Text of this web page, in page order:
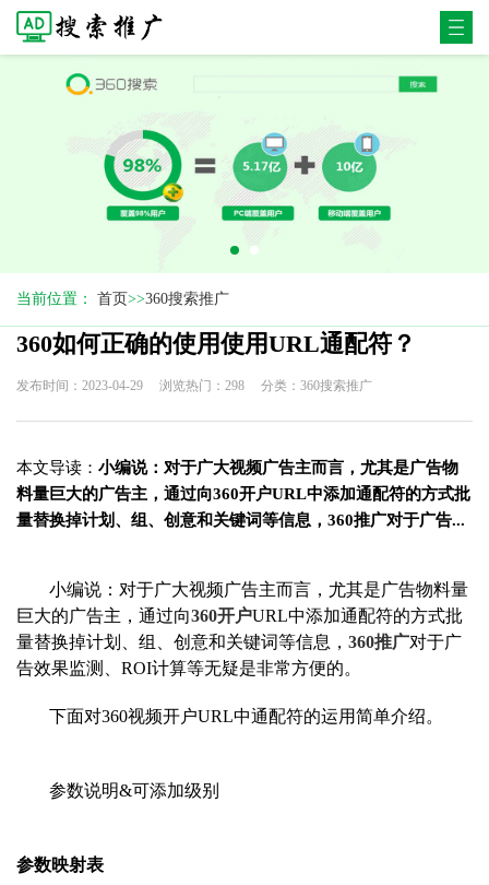
当前位置： 首页>>360搜索推广
360如何正确的使用使用URL通配符？
发布时间：2023-04-29 浏览热门：298 分类：360搜索推广
本文导读： 小编说：对于广大视频广告主而言，尤其是广告物
料量巨大的广告主，通过向360开户URL中添加通配符的方式批
量替换掉计划、组、创意和关键词等信息，360推广对于广告...
小编说：对于广大视频广告主而言，尤其是广告物料量
巨大的广告主，通过向360开户URL中添加通配符的方式批
量替换掉计划、组、创意和关键词等信息， 360推广对于广
告效果监测、ROI计算等无疑是非常方便的。
下面对360视频开户URL中通配符的运用简单介绍。
参数说明&可添加级别
参数映射表